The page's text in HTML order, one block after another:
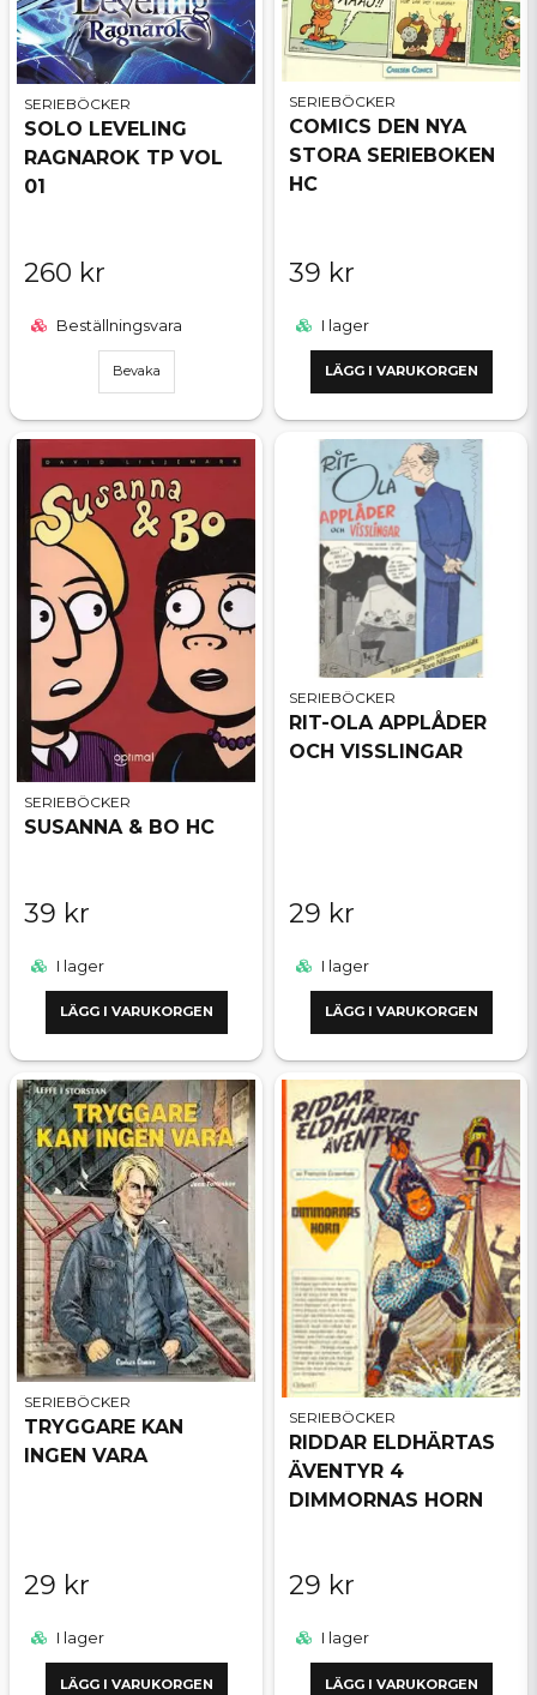
SERIEBÖCKER
SOLO LEVELING
RAGNAROK TP VOL
01
260 kr
Beställningsvara
Bevaka
SERIEBÖCKER
COMICS DEN NYA
STORA SERIEBOKEN
HC
39 kr
I lager
LÄGG I VARUKORGEN
SERIEBÖCKER
SUSANNA & BO HC
39 kr
I lager
LÄGG I VARUKORGEN
SERIEBÖCKER
RIT-OLA APPLÅDER
OCH VISSLINGAR
29 kr
I lager
LÄGG I VARUKORGEN
SERIEBÖCKER
TRYGGARE KAN
INGEN VARA
29 kr
I lager
LÄGG I VARUKORGEN
SERIEBÖCKER
RIDDAR ELDHÄRTAS
ÄVENTYR 4
DIMMORNAS HORN
29 kr
I lager
LÄGG I VARUKORGEN